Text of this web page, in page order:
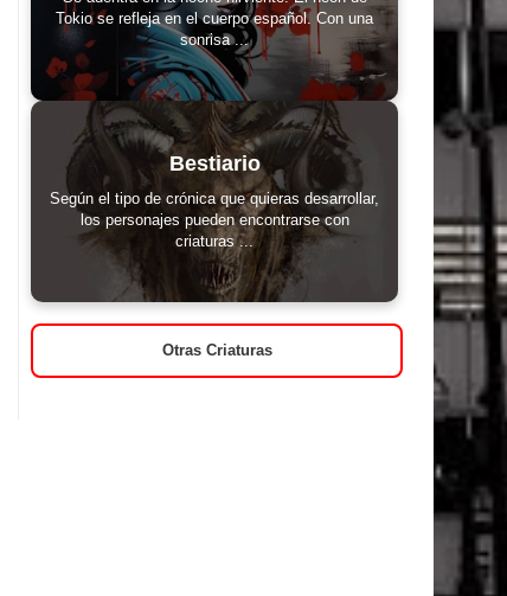
Tokio se refleja en el cuerpo español. Con una
sonrisa ...
Bestiario
Según el tipo de crónica que quieras desarrollar,
los personajes pueden encontrarse con
criaturas ...
Otras Criaturas